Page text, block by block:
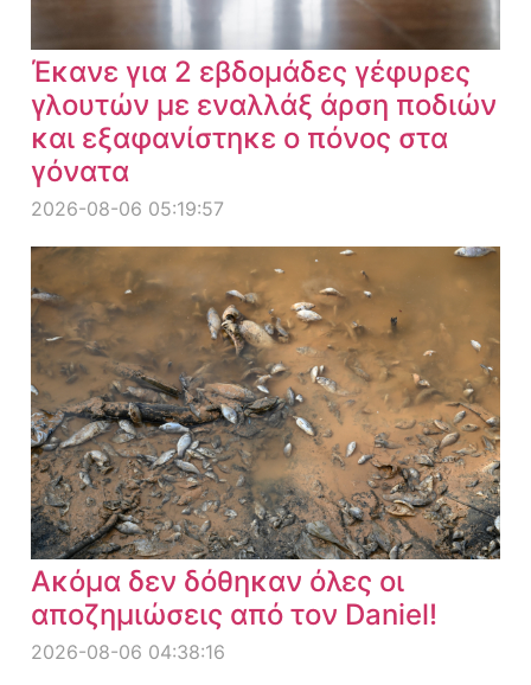
Έκανε για 2 εβδομάδες γέφυρες
γλουτών με εναλλάξ άρση ποδιών
και εξαφανίστηκε ο πόνος στα
γόνατα
2026-08-06 05:19:57
Ακόμα δεν δόθηκαν όλες οι
αποζημιώσεις από τον Daniel!
2026-08-06 04:38:16